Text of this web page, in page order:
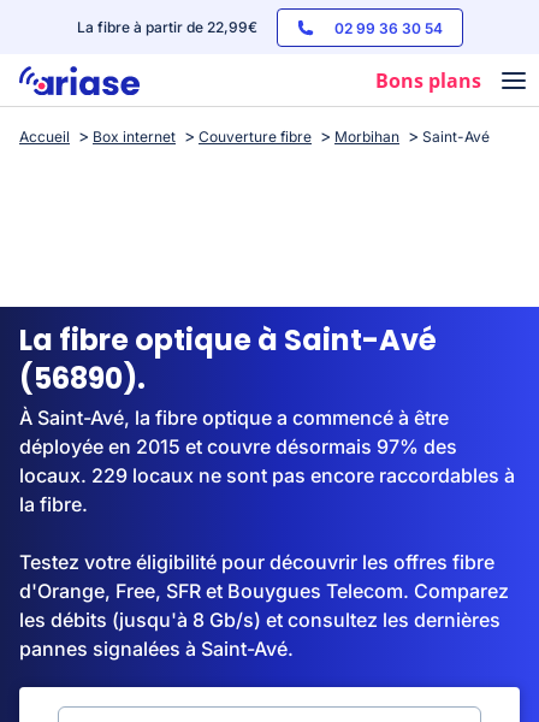
La fibre à partir de 22,99€ 02 99 36 30 54
Bons plans
Box internet
Streaming
Accueil Box internet Couverture fibre Morbihan Saint-Avé
La fibre optique à Saint-Avé
(56890).
À Saint-Avé, la fibre optique a commencé à être
déployée en 2015 et couvre désormais 97% des
locaux. 229 locaux ne sont pas encore raccordables à
la fibre.
Testez votre éligibilité pour découvrir les offres fibre
d'Orange, Free, SFR et Bouygues Telecom. Comparez
les débits (jusqu'à 8 Gb/s) et consultez les dernières
pannes signalées à Saint-Avé.